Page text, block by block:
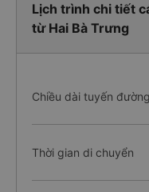
Lịch trình chi tiết
từ Hai Bà Trưng
Chiều dài tuyến đường
Thời gian di chuyển